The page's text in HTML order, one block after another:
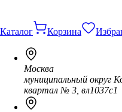
Каталог Корзина
Москва
муниципальный округ
квартал № 3, вл1037с1